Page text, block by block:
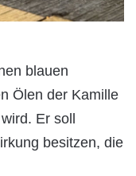
blauen
Ölen der Kamille
Er soll
besitzen, die